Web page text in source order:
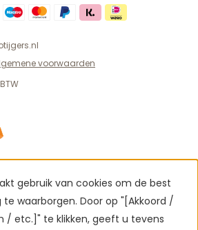
voorwaarden
gebruik van cookies om de best
waarborgen. Door op "[Akkoord /
/ etc.]" te klikken, geeft u tevens